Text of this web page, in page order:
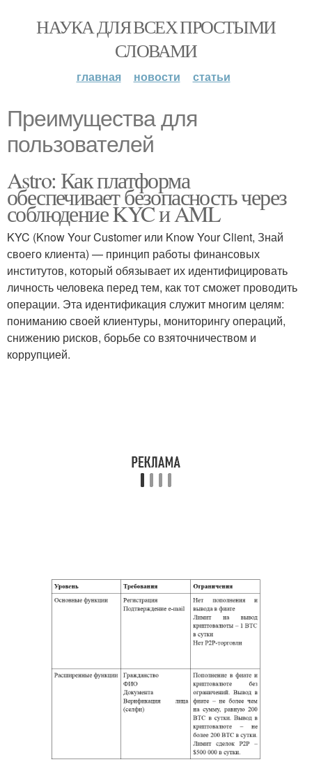
НАУКА ДЛЯ ВСЕХ ПРОСТЫМИ
СЛОВАМИ
главная новости статьи
Преимущества для
пользователей
Astro: Как платформа
обеспечивает безопасность через
соблюдение KYC и AML
KYC (Know Your Customer или Know Your Client, Знай
своего клиента) — принцип работы финансовых
институтов, который обязывает их идентифицировать
личность человека перед тем, как тот сможет проводить
операции. Эта идентификация служит многим целям:
пониманию своей клиентуры, мониторингу операций,
снижению рисков, борьбе со взяточничеством и
коррупцией.